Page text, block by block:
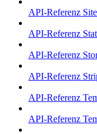
API-Referenz
API-Referenz
API-Referenz
API-Referenz
API-Referenz
API-Referenz